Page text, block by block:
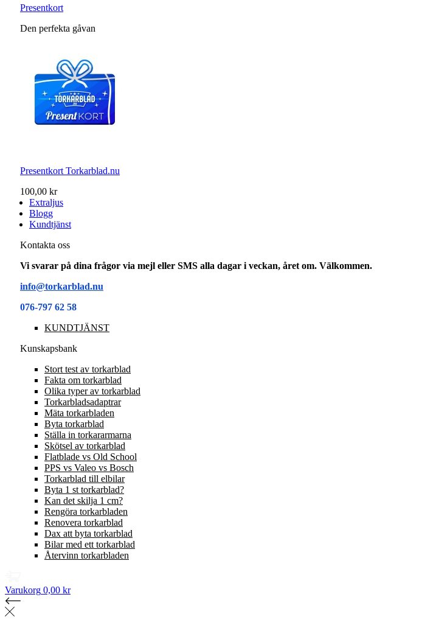
Presentkort
Den perfekta gåvan
Presentkort Torkarblad.nu
100,00 kr
Extraljus
Blogg
Kundtjänst
Kontakta oss
Vi svarar på dina frågor via mejl eller SMS alla dagar i veckan, året om. Välkommen.
info@torkarblad.nu
076-797 62 58
KUNDTJÄNST
Kunskapsbank
Stort test av torkarblad
Fakta om torkarblad
Olika typer av torkarblad
Torkarbladsadaptrar
Mäta torkarbladen
Byta torkarblad
Ställa in torkararmarna
Skötsel av torkarblad
Flatblade vs Old School
PPS vs Valeo vs Bosch
Torkarblad till elbilar
Byta 1 st torkarblad?
Kan det skilja 1 cm?
Rengöra torkarbladen
Renovera torkarblad
Dax att byta torkarblad
Bilar med ett torkarblad
Återvinn torkarbladen
Varukorg 0,00 kr